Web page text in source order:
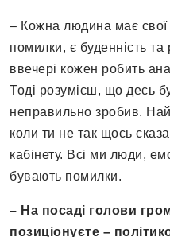
– Кожна людина має свої
помилки, є буденність
ввечері кожен робить
Тоді розумієш, що десь
неправильно зробив.
коли ти не так щось
кабінету. Всі ми люди,
бувають помилки.
– На посаді голови
позиціонуєте –